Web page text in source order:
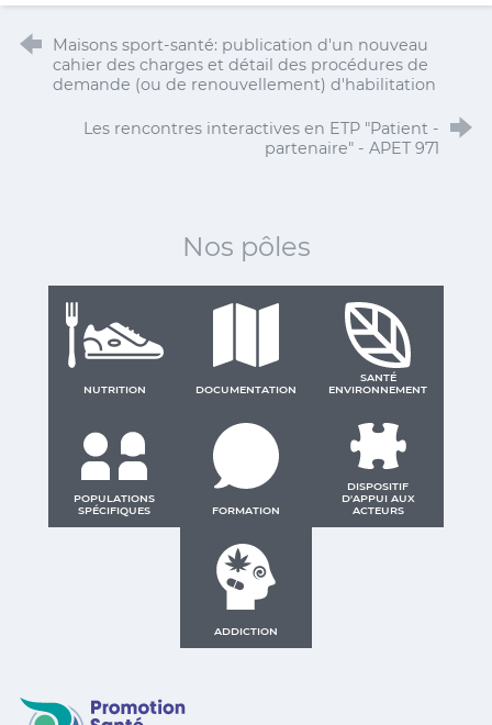
Maisons sport-santé: publication d'un nouveau
cahier des charges et détail des procédures de
demande (ou de renouvellement) d'habilitation
Les rencontres interactives en ETP "Patient -
partenaire" - APET 971
Nos pôles
NUTRITION DOCUMENTATION
SANTÉ
ENVIRONNEMENT
POPULATIONS
SPÉCIFIQUES
FORMATION
DISPOSITIF
D'APPUI AUX
ACTEURS
ADDICTION
Promotion Santé Guadeloupe, Saint-Martin, Saint